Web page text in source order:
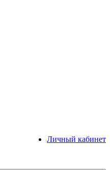
Личный кабинет